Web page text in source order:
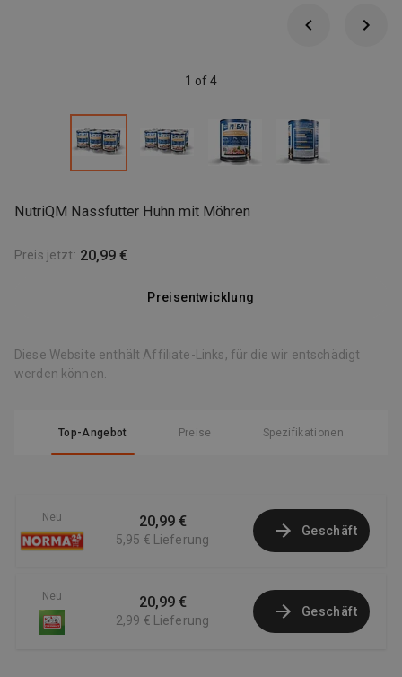
1 of 4
NutriQM Nassfutter Huhn mit Möhren
Preis jetzt: 20,99 €
Preisentwicklung
Diese Website enthält Affiliate-Links, für die wir entschädigt
werden können.
Top-Angebot Preise Spezifikationen
Neu 20,99 €
5,95 € Lieferung
Geschäft
Neu 20,99 €
2,99 € Lieferung
Geschäft